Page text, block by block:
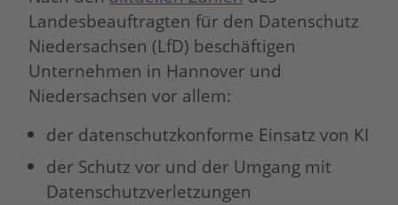
Landesbeauftragten für den Datenschutz
Niedersachsen (LfD) beschäftigen
Unternehmen in Hannover und
Niedersachsen vor allem:
der datenschutzkonforme Einsatz von KI
der Schutz vor und der Umgang mit
Datenschutzverletzungen